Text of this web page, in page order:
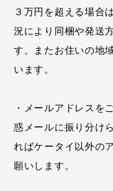
３万円を超える場合
況により同梱や発送
す。またお住いの地
います。
・メールアドレスを
惑メールに振り分け
ればケータイ以外の
願いします。